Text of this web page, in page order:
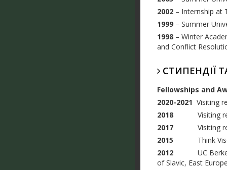
2002 – Internship at
1999 – Summer
1998 – Winter
and Conflict
СТИПЕНДІЇ
Fellowships and
2020-2021 Visiting
2018
Visiting
2017
Visiting
2015 Think
2012 UC Berkeley
ofSlavic, East